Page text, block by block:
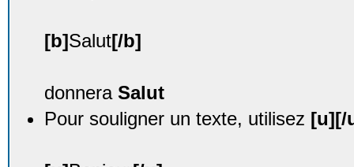
[b]Salut[/b]
donnera Salut
Pour souligner un texte, utilisez [u][/